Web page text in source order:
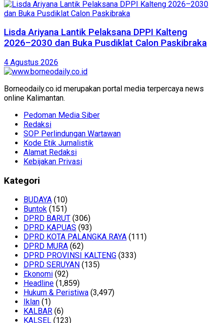
Lisda Ariyana Lantik Pelaksana DPPI Kalteng
2026–2030 dan Buka Pusdiklat Calon Paskibraka
4 Agustus 2026
Borneodaily.co.id merupakan portal media terpercaya news
online Kalimantan.
Pedoman Media Siber
Redaksi
SOP Perlindungan Wartawan
Kode Etik Jurnalistik
Alamat Redaksi
Kebijakan Privasi
Kategori
BUDAYA (10)
Buntok (151)
DPRD BARUT (306)
DPRD KAPUAS (93)
DPRD KOTA PALANGKA RAYA (111)
DPRD MURA (62)
DPRD PROVINSI KALTENG (333)
DPRD SERUYAN (135)
Ekonomi (92)
Headline (1,859)
Hukum & Peristiwa (3,497)
Iklan (1)
KALBAR (6)
KALSEL (123)